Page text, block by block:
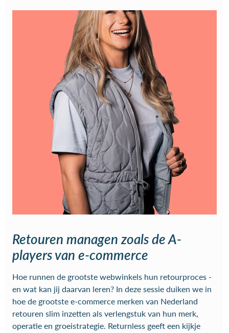
Retouren managen zoals de A-
players van e-commerce
Hoe runnen de grootste webwinkels hun retourproces -
en wat kan jij daarvan leren? In deze sessie duiken we in
hoe de grootste e-commerce merken van Nederland
retouren slim inzetten als verlengstuk van hun merk,
operatie en groeistrategie. Returnless geeft een kijkje